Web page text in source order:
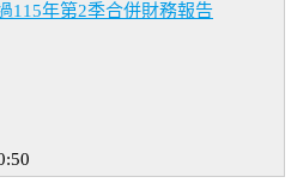
115年第2季合併財務報告